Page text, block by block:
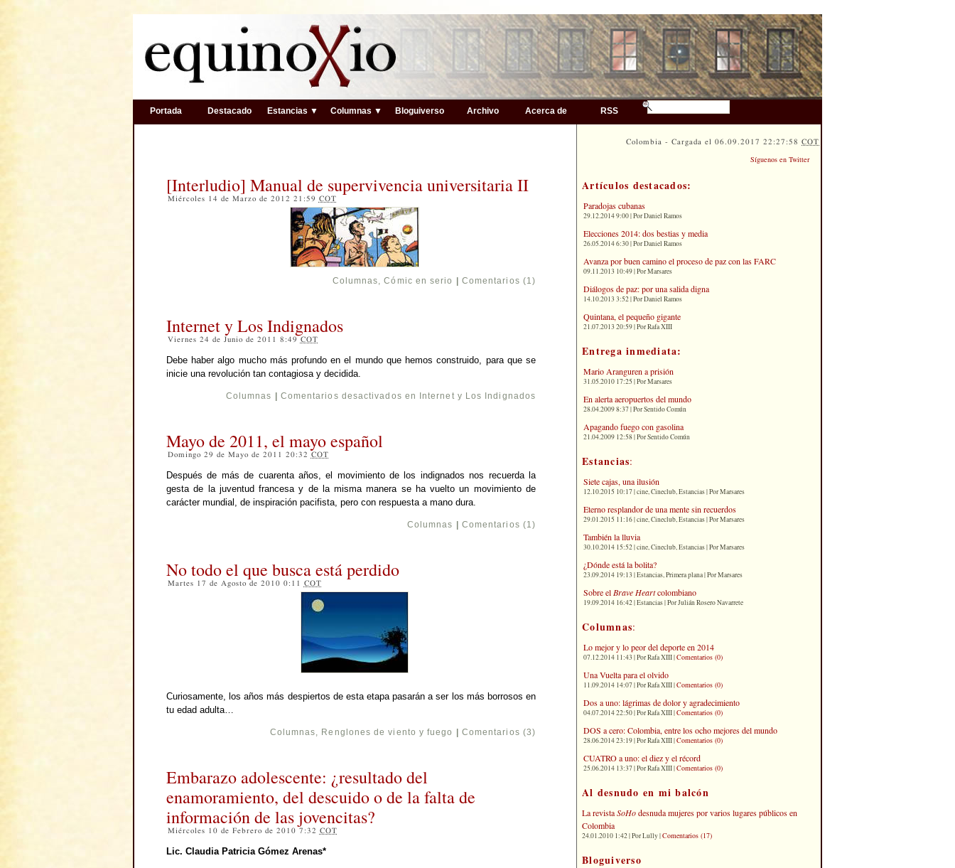
Portada Destacado Estancias ▼ Columnas ▼ Bloguiverso Archivo Acerca de RSS
Colombia - Cargada el 06.09.2017 22:27:58COT
[Interludio] Manual de supervivencia universitaria II
Miércoles 14 de Marzo de 2012 21:59 COT
Columnas,Cómic en serio Comentarios (1)
Internet y Los Indignados
Viernes 24 de Junio de 2011 8:49 COT
Debe haber algo mucho más profundo en el mundo que hemos construido, para que se
inicie una revolución tan contagiosa y decidida.
Columnas Comentarios desactivados en Internet y Los Indignados
Mayo de 2011, el mayo español
Domingo 29 de Mayo de 2011 20:32 COT
Después de más de cuarenta años, el movimiento de los indignados nos recuerda la
gesta de la juventud francesa y de la misma manera se ha vuelto un movimiento de
carácter mundial, de inspiración pacifista, pero con respuesta a mano dura.
Columnas Comentarios (1)
No todo el que busca está perdido
Martes 17 de Agosto de 2010 0:11 COT
Curiosamente, los años más despiertos de esta etapa pasarán a ser los más borrosos en
tu edad adulta…
Columnas, Renglones de viento y fuego Comentarios (3)
Embarazo adolescente: ¿resultado del
enamoramiento, del descuido o de la falta de
información de las jovencitas?
Miércoles 10 de Febrero de 2010 7:32 COT
Lic. Claudia Patricia Gómez Arenas*
Síguenos en Twitter
Artículos destacados:
Paradojas cubanas
29.12.2014 9:00 | Por Daniel Ramos
Elecciones 2014: dos bestias y media
26.05.2014 6:30 | Por Daniel Ramos
Avanza por buen camino el proceso de paz con las FARC
09.11.2013 10:49 | Por Marsares
Diálogos de paz: por una salida digna
14.10.2013 3:52 | Por Daniel Ramos
Quintana, el pequeño gigante
21.07.2013 20:59 | Por Rafa XIII
Entrega inmediata:
Mario Aranguren a prisión
31.05.2010 17:25 | Por Marsares
En alerta aeropuertos del mundo
28.04.2009 8:37 | Por Sentido Común
Apagando fuego con gasolina
21.04.2009 12:58 | Por Sentido Común
Estancias:
Siete cajas, una ilusión
12.10.2015 10:17 | cine, Cineclub, Estancias | Por Marsares
Eterno resplandor de una mente sin recuerdos
29.01.2015 11:16 | cine, Cineclub, Estancias | Por Marsares
También la lluvia
30.10.2014 15:52 | cine, Cineclub, Estancias | Por Marsares
¿Dónde está la bolita?
23.09.2014 19:13 | Estancias, Primera plana | Por Marsares
Sobre el Brave Heartcolombiano
19.09.2014 16:42 | Estancias | Por Julián Rosero Navarrete
Columnas:
Lo mejor y lo peor del deporte en 2014
07.12.2014 11:43 | Por Rafa XIII |Comentarios (0)
Una Vuelta para el olvido
11.09.2014 14:07 | Por Rafa XIII |Comentarios (0)
Dos a uno: lágrimas de dolor y agradecimiento
04.07.2014 22:50 | Por Rafa XIII |Comentarios (0)
DOS a cero: Colombia, entre los ocho mejores del mundo
28.06.2014 23:19 | Por Rafa XIII |Comentarios (0)
CUATRO a uno: el diez y el récord
25.06.2014 13:37 | Por Rafa XIII |Comentarios (0)
Al desnudo en mi balcón
La revistaSoHodesnuda mujeres por varios lugares públicos en
Colombia
24.01.2010 1:42 | Por Lully |Comentarios (17)
Bloguiverso